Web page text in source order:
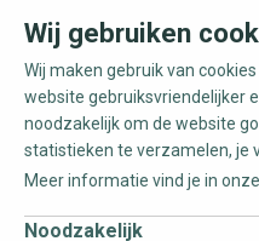
Wij gebruiken
Wij maken gebruik van
website gebruiksvriendelijker
noodzakelijk om de website
statistieken te verzamelen, je
Meer informatie vind je in onze
Noodzakelijk